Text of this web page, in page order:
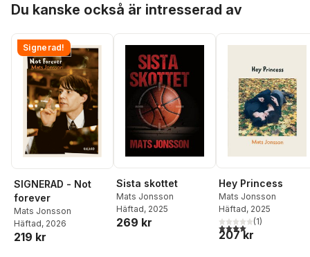
Du kanske också är intresserad av
Signerad!
SIGNERAD - Not
forever
Mats Jonsson
Häftad, 2026
219 kr
Sista skottet
Mats Jonsson
Häftad, 2025
269 kr
Hey Princess
Mats Jonsson
Häftad, 2025
4,0utav 5 stjärnor.
(1)
207 kr